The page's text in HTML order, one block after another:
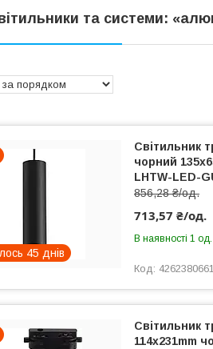
та системи:
45 днів
Світильник
чорний
LHTW-LED-
856,28 ₴/од.
713,57 ₴/од.
В наявності 1 од.
Світильник
114x231mm